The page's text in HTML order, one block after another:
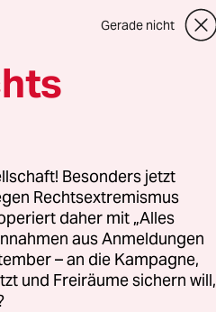
Gerade nicht
Besonders jetzt
Rechtsextremismus
daher mit „Alles
aus Anmeldungen
– an die Kampagne,
und Freiräume sichern will,